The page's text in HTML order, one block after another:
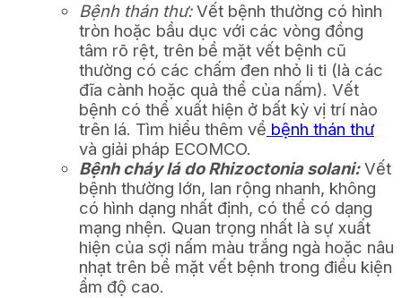
Bệnh thán thư:Vết bệnh thường có hình
tròn hoặc bầu dục với các vòng đồng
tâm rõ rệt, trên bề mặt vết bệnh cũ
thường có các chấm đen nhỏ li ti (là các
đĩa cành hoặc quả thể của nấm). Vết
bệnh có thể xuất hiện ở bất kỳ vị trí nào
trên lá. Tìm hiểu thêm về bệnh thán thư
và giải pháp ECOMCO.
Bệnh cháy lá do Rhizoctonia solani:Vết
bệnh thường lớn, lan rộng nhanh, không
có hình dạng nhất định, có thể có dạng
mạng nhện. Quan trọng nhất là sự xuất
hiện của sợi nấm màu trắng ngà hoặc nâu
nhạt trên bề mặt vết bệnh trong điều kiện
ẩm độ cao.